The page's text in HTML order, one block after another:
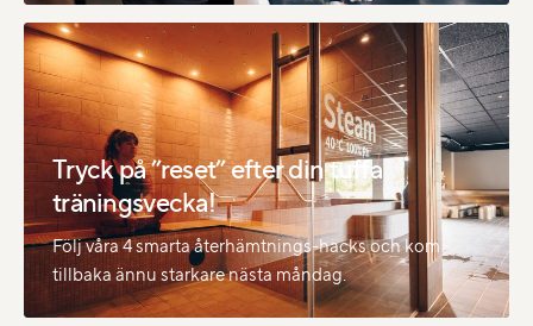
Tryck på ”reset” efter din tuffa
träningsvecka!
Följ våra 4 smarta återhämtnings-hacks och kom
tillbaka ännu starkare nästa måndag.